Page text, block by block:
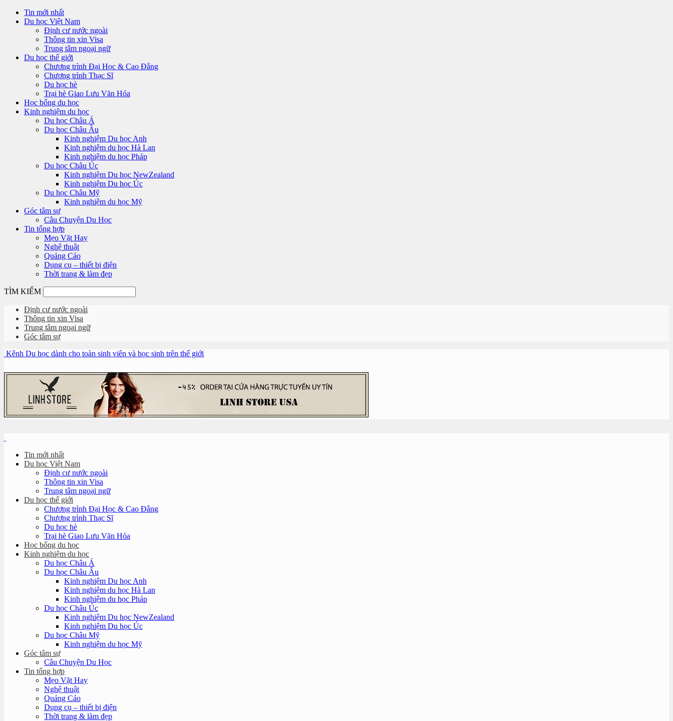
Tin mới nhất
Du học Việt Nam
Định cư nước ngoài
Thông tin xin Visa
Trung tâm ngoại ngữ
Du học thế giới
Chương trình Đại Học & Cao Đẳng
Chương trình Thạc Sĩ
Du học hè
Trại hè Giao Lưu Văn Hóa
Học bổng du học
Kinh nghiệm du học
Du học Châu Á
Du học Châu Âu
Kinh nghiệm Du học Anh
Kinh nghiệm du học Hà Lan
Kinh nghiệm du học Pháp
Du học Châu Úc
Kinh nghiệm Du học NewZealand
Kinh nghiệm Du học Úc
Du học Châu Mỹ
Kinh nghiệm du học Mỹ
Góc tâm sự
Câu Chuyện Du Học
Tin tổng hợp
Mẹo Vặt Hay
Nghệ thuật
Quảng Cáo
Dụng cụ – thiết bị điện
Thời trang & làm đẹp
TÌM KIẾM
Định cư nước ngoài
Thông tin xin Visa
Trung tâm ngoại ngữ
Góc tâm sự
Kênh Du học dành cho toàn sinh viên và học sinh trên thế giới
Tin mới nhất
Du học Việt Nam
Định cư nước ngoài
Thông tin xin Visa
Trung tâm ngoại ngữ
Du học thế giới
Chương trình Đại Học & Cao Đẳng
Chương trình Thạc Sĩ
Du học hè
Trại hè Giao Lưu Văn Hóa
Học bổng du học
Kinh nghiệm du học
Du học Châu Á
Du học Châu Âu
Kinh nghiệm Du học Anh
Kinh nghiệm du học Hà Lan
Kinh nghiệm du học Pháp
Du học Châu Úc
Kinh nghiệm Du học NewZealand
Kinh nghiệm Du học Úc
Du học Châu Mỹ
Kinh nghiệm du học Mỹ
Góc tâm sự
Câu Chuyện Du Học
Tin tổng hợp
Mẹo Vặt Hay
Nghệ thuật
Quảng Cáo
Dụng cụ – thiết bị điện
Thời trang & làm đẹp